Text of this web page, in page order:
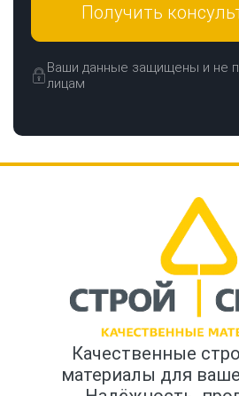
Получить
Ваши данные защищены и не
лицам
Качественные
материалы для